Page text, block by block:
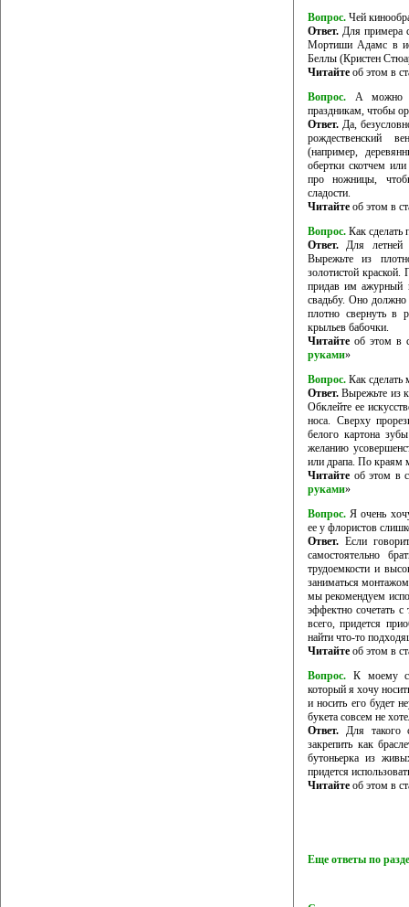
Вопрос. Чей
Ответ. Для примера
Мортиши Адамс в
Беллы (Кристен
Читайте об этом в
Вопрос. А можно
праздникам, чтобы
Ответ. Да,
рождественский
(например,
обертки скотчем
про ножницы,
сладости.
Читайте об этом в
Вопрос. Как сделать
Ответ. Для летней
Вырежьте из
золотистой
придав им ажурный
свадьбу. Оно
плотно свернуть в
крыльев бабочки.
Читайте об этом в
руками»
Вопрос. Как сделать
Ответ. Вырежьте из
Обклейте ее
носа. Сверху
белого картона
желанию
или драпа. По краям
Читайте об этом в
руками»
Вопрос. Я очень
ее у флористов
Ответ. Если
самостоятельно
трудоемкости и
заниматься
мы рекомендуем
эффектно сочетать
всего, придется
найти что-то
Читайте об этом в
Вопрос. К моему
который я хочу
и носить его будет
букета совсем не
Ответ. Для такого
закрепить как
бутоньерка из
придется
Читайте об этом в
Еще ответы по